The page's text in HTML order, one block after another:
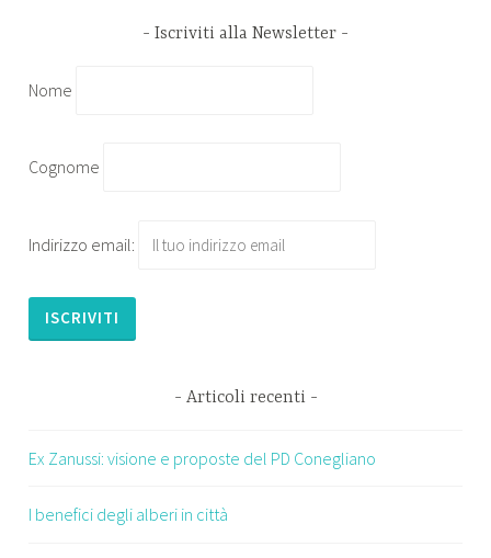
Iscriviti alla Newsletter
Nome
Cognome
Indirizzo email:
Articoli recenti
Ex Zanussi: visione e proposte del PD Conegliano
I benefici degli alberi in città